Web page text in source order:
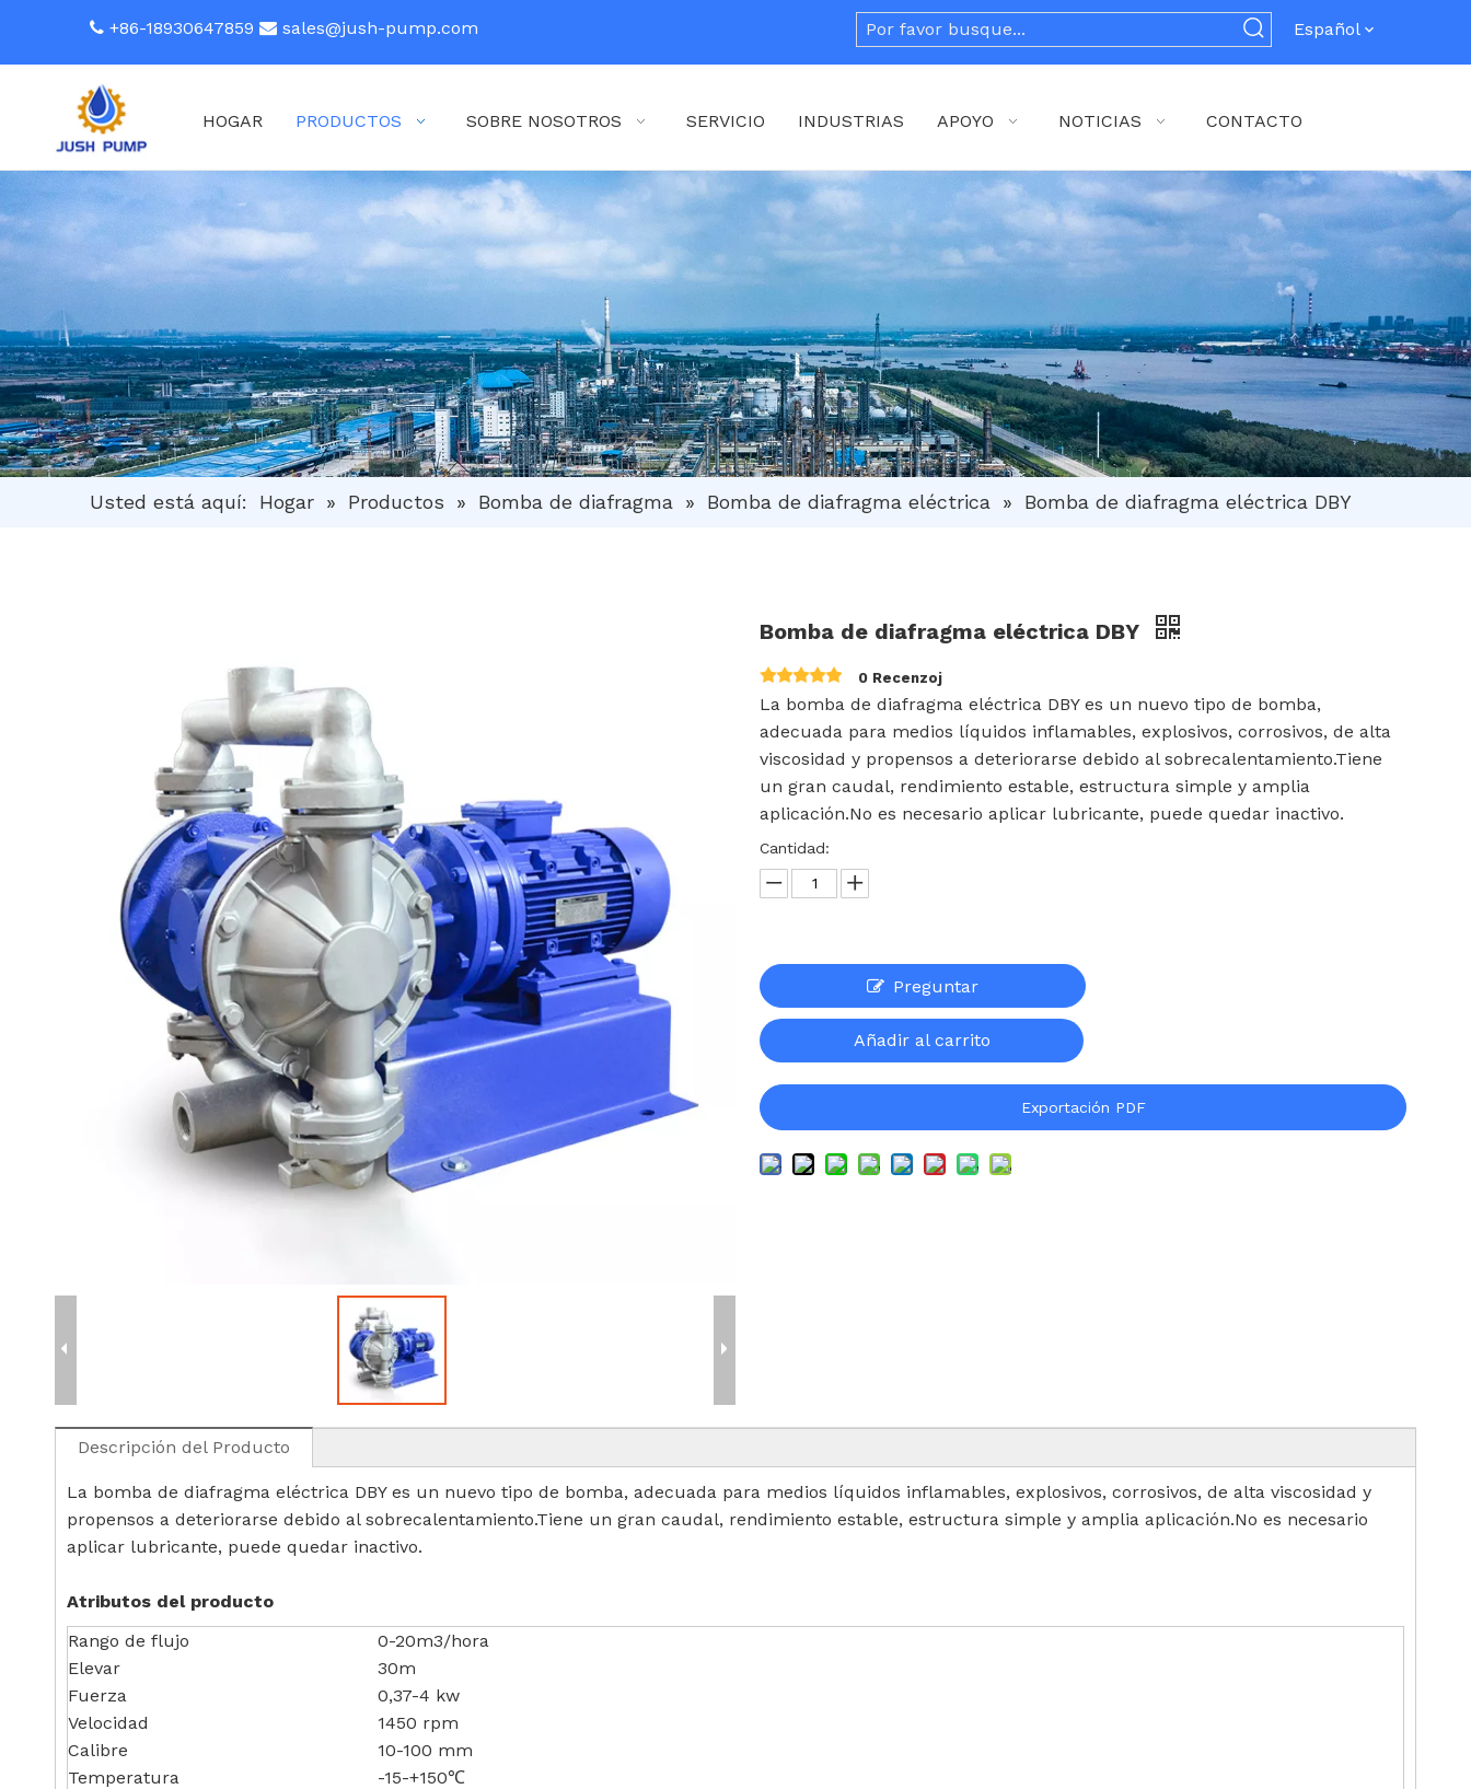
 +86-18930647859  sales@jush-pump.com Español
HOGAR PRODUCTOS SOBRE NOSOTROS SERVICIO INDUSTRIAS APOYO NOTICIAS CONTACTO
Usted está aquí: Hogar » Productos » Bomba de diafragma » Bomba de diafragma eléctrica » Bomba de diafragma eléctrica DBY
Bomba de diafragma eléctrica DBY
0 Recenzoj
La bomba de diafragma eléctrica DBY es un nuevo tipo de bomba,
adecuada para medios líquidos inflamables, explosivos, corrosivos, de alta
viscosidad y propensos a deteriorarse debido al sobrecalentamiento.Tiene
un gran caudal, rendimiento estable, estructura simple y amplia
aplicación.No es necesario aplicar lubricante, puede quedar inactivo.
Cantidad:
Preguntar
Añadir al carrito
Exportación PDF
Descripción del Producto
La bomba de diafragma eléctrica DBY es un nuevo tipo de bomba, adecuada para medios líquidos inflamables, explosivos, corrosivos, de alta viscosidad y
propensos a deteriorarse debido al sobrecalentamiento.Tiene un gran caudal, rendimiento estable, estructura simple y amplia aplicación.No es necesario
aplicar lubricante, puede quedar inactivo.
Atributos del producto
Rango de flujo
0-20m3/hora
Elevar
30m
Fuerza
0,37-4 kw
Velocidad
1450 rpm
Calibre
10-100 mm
Temperatura
-15-+150℃